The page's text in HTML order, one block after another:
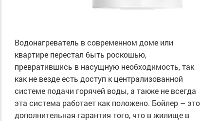
Водонагреватель в современном доме или
квартире перестал быть роскошью,
превратившись в насущную необходимость, так
как не везде есть доступ к централизованной
системе подачи горячей воды, а также не всегда
эта система работает как положено. Бойлер – это
дополнительная гарантия того, что в жилище в